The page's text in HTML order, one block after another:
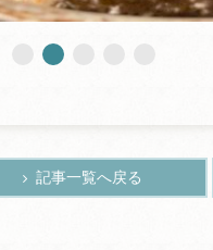
記事一覧へ戻る